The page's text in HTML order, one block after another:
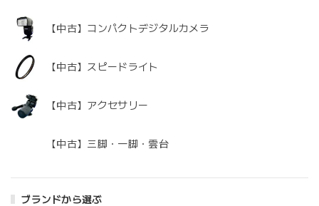
【中古】コンパクトデジタルカメラ
【中古】スピードライト
【中古】アクセサリー
【中古】三脚・一脚・雲台
ブランドから選ぶ